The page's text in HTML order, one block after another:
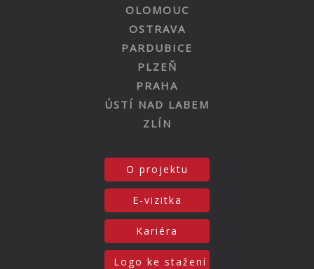
OLOMOUC
OSTRAVA
PARDUBICE
PLZEŇ
PRAHA
ÚSTÍ NAD LABEM
ZLÍN
O projektu
E-vizitka
Kariéra
Logo ke stažení